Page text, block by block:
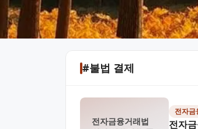
#불법 결제
전자금융거래법
전자금
전자